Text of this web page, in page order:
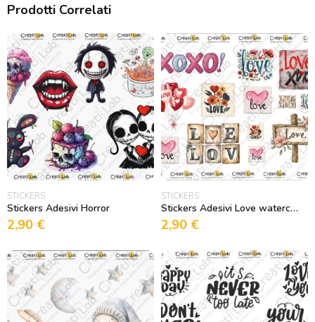
Prodotti Correlati
STICKERS
Stickers Adesivi Horror
2,90 €
STICKERS
Stickers Adesivi Love watercolor
2,90 €